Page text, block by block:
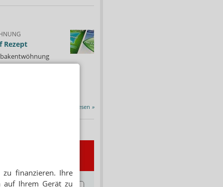
finanzieren. Ihre
auf Ihrem Gerät zu
Rezept
erstattet.
Alle Porträts lesen »